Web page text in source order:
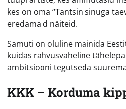
kes on oma “Tantsin sinuga
eredamaid näiteid.
Samuti on oluline mainida
kuidas rahvusvaheline
ambitsiooni tegutseda
KKK – Korduma